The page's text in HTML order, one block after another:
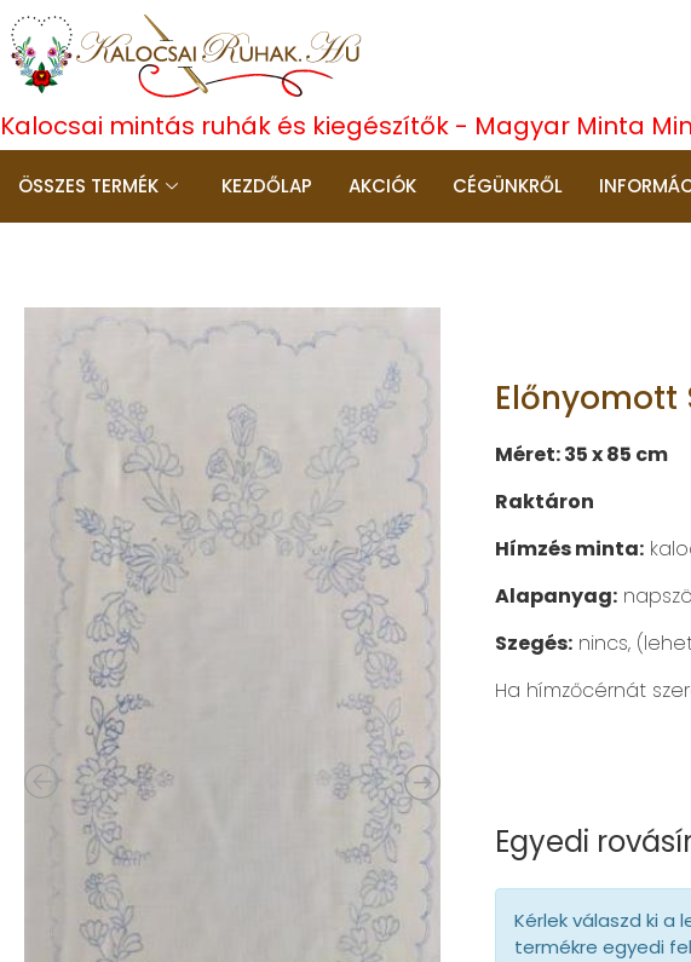
Kalocsai mintás ruhák és kiegészítők - Magyar Minta
ÖSSZES TERMÉK KEZDŐLAP AKCIÓK CÉGÜNKRŐL
Előnyomott
Méret: 35 x 85 cm
Raktáron
Hímzés minta:
Alapanyag:
Szegés: nincs,
Ha hímzőcérnát
Egyedi
Kérlek válaszd ki
termékre egyedi